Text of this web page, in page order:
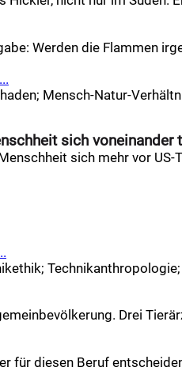
Werden die Flammen
; Mensch-Natur-
sich voneinander
sich mehr vor
; Technikanthropologie;
Drei
für diesen Beruf